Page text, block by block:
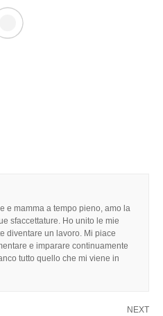
e mamma a tempo pieno, amo la
sfaccettature. Ho unito le mie
diventare un lavoro. Mi piace
e imparare continuamente
tutto quello che mi viene in
NEXT